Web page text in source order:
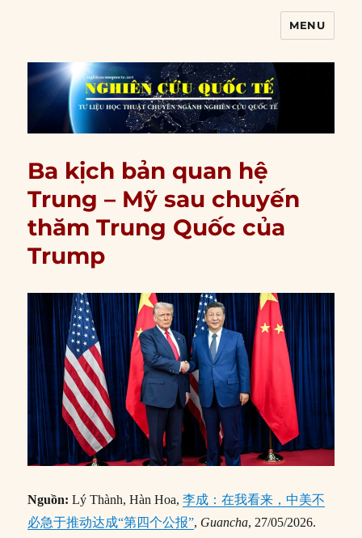
MENU
Ba kịch bản quan hệ
Trung – Mỹ sau chuyến
thăm Trung Quốc của
Trump
Nguồn: Lý Thành, Hàn Hoa,李成：在我看来，中美不
必急于推动达成“第四个公报”, Guancha, 27/05/2026.